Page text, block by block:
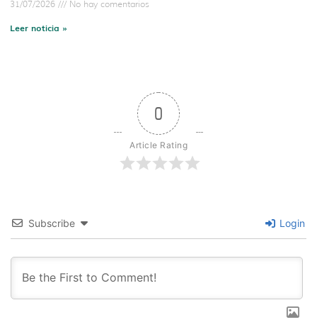
31/07/2026 No hay comentarios
Leer noticia »
0
Article Rating
Subscribe Login